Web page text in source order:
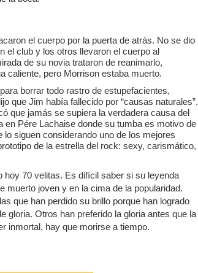
el cuerpo por la puerta de atrás. No se dio
el club y los otros llevaron el cuerpo al
de su novia trataron de reanimarlo,
caliente, pero Morrison estaba muerto.
borrar todo rastro de estupefacientes,
que Jim había fallecido por “causas naturales”.
que jamás se supiera la verdadera causa del
en Pére Lachaise donde su tumba es motivo de
siguen considerando uno de los mejores
de la estrella del rock: sexy, carismático,
hoy 70 velitas. Es difícil saber si su leyenda
muerto joven y en la cima de la popularidad.
que han perdido su brillo porque han logrado
gloria. Otros han preferido la gloria antes que la
inmortal, hay que morirse a tiempo.